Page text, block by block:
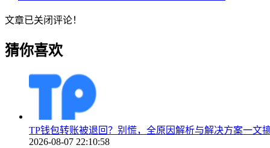
文章已关闭评论！
猜你喜欢
TP钱包转账被退回？别慌，全原因解析与解决方案一文
2026-08-07 22:10:58